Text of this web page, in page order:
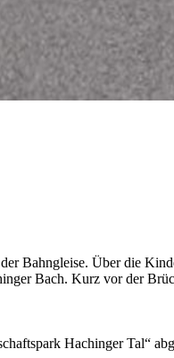
Bahngleise. Über die
Bach. Kurz vor der
Hachinger Tal“